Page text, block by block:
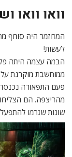
וואו וואו
המחזמר היה סוחף
לעשות!
הבמה עצמה היתה
ממוחשבת מוקרנת על
פעם התפאורה
מהריצפה. הם
שונות שגרמו